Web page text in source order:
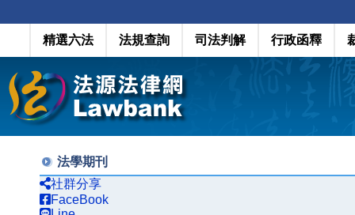
精選六法 法規查詢 司法判解 行政函釋
法學期刊
社群分享
FaceBook